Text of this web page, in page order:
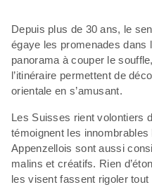
Depuis plus de 30 ans, le
égaye les promenades dans
panorama à couper le
l’itinéraire permettent de
orientale en s’amusant.
Les Suisses rient volontiers
témoignent les
Appenzellois sont aussi
malins et créatifs. Rien
les visent fassent rigoler